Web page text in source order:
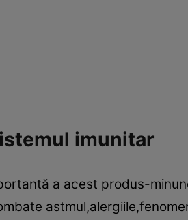
imunitar
a acest produs-